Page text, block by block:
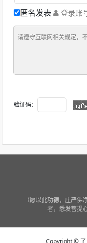
匿名发表 登录账
验证码：
（愿以此功德，庄严
者，悉发菩提
Copyright©了